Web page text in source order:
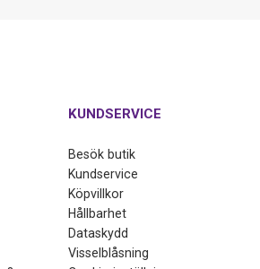
KUNDSERVICE
Besök butik
Kundservice
Köpvillkor
Hållbarhet
Dataskydd
Visselblåsning